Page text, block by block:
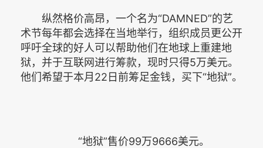
纵然格价高昂，一个名为“DAMNED”的艺
术节每年都会选择在当地举行，组织成员更公开
呼吁全球的好人可以帮助他们在地球上重建地
狱，并于互联网进行筹款，现时只得5万美元。
他们希望于本月22日前筹足金钱，买下“地狱”。
“地狱”售价99万9666美元。